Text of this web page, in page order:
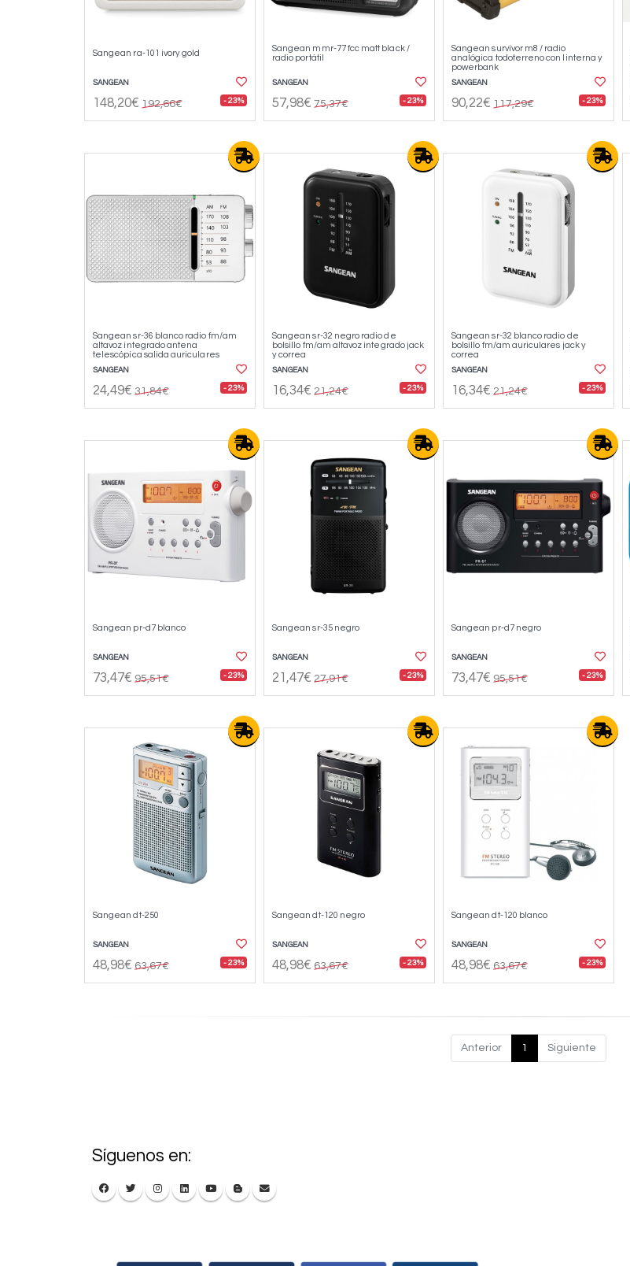
Sangean ra-101 ivory gold
SANGEAN
148,20€ 192,66€ - 23%
Sangean mmr-77 fcc matt black /
radio portátil
SANGEAN
57,98€ 75,37€ - 23%
Sangean survivor m8 / radio
analógica todoterreno con linterna y
powerbank
SANGEAN
90,22€ 117,29€ - 23%
Sangean sr-36 blanco radio fm/am
altavoz integrado antena
telescópica salida auriculares
SANGEAN
24,49€ 31,84€ - 23%
Sangean sr-32 negro radio de
bolsillo fm/am altavoz integrado jack
y correa
SANGEAN
16,34€ 21,24€ - 23%
Sangean sr-32 blanco radio de
bolsillo fm/am auriculares jack y
correa
SANGEAN
16,34€ 21,24€ - 23%
Sangean pr-d7 blanco
SANGEAN
73,47€ 95,51€ - 23%
Sangean sr-35 negro
SANGEAN
21,47€ 27,91€ - 23%
Sangean pr-d7 negro
SANGEAN
73,47€ 95,51€ - 23%
Sangean dt-250
SANGEAN
48,98€ 63,67€ - 23%
Sangean dt-120 negro
SANGEAN
48,98€ 63,67€ - 23%
Sangean dt-120 blanco
SANGEAN
48,98€ 63,67€ - 23%
Anterior 1 Siguiente
Síguenos en: